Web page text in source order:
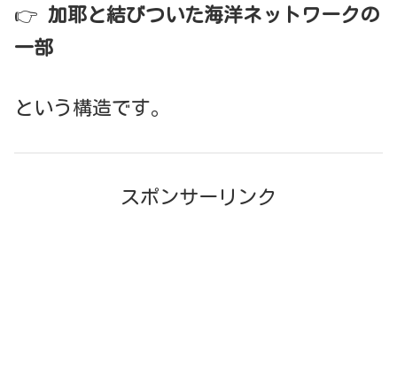
👉 加耶と結びついた海洋ネットワークの
一部
という構造です。
スポンサーリンク